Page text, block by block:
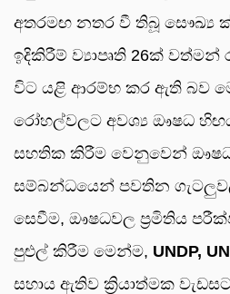
අතරමඟ නතර වී තිබූ සෞඛ්‍ය
ඉදිකිරීම් ව්‍යාපෘති 26ක්
විට යළි ආරම්භ කර ඇති බව
රෝහල්වලට අවශ්‍ය ඖෂධ
සහතික කිරීම වෙනුවෙන් ඖෂධ
සම්බන්ධයෙන් පවතින
සෙවීම, ඖෂධවල ප්‍රමිතිය
පුළුල් කිරීම මෙන්ම, UNDP,
සහාය ඇතිව ක්‍රියාත්මක